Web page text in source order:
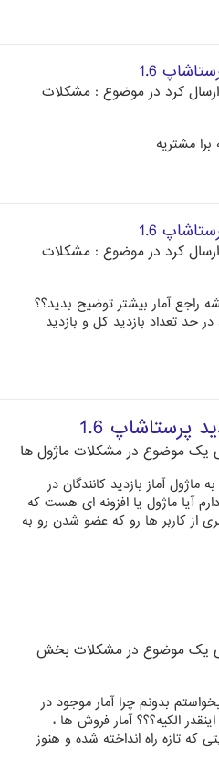
1.6
ارسال کرد در موضوع : مشکلات
مشتریه
1.6
ارسال کرد در موضوع : مشکلات
راجع آمار بیشتر توضیح بدید؟؟
حد تعداد بازدید کل و بازدید
پرستاشاپ 1.6
یک موضوع در مشکلات ماژول ها
ماژول آماز بازدید کانندگان در
سوال دارم آیا ماژول یا افزونه ای هست که
از کاربر ها رو که عضو شدن رو به
یک موضوع در مشکلات بخش
بدونم چرا آمار موجود در
الکیه؟؟؟ آمار فروش ها ،
که تازه راه انداخته شده و هنوز